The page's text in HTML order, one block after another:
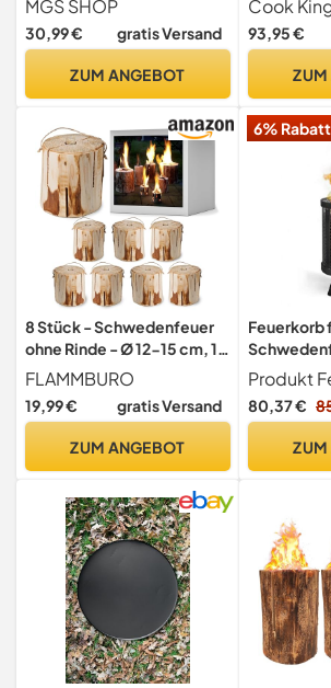
MGS SHOP
30,99 € gratis Versand
ZUM ANGEBOT
20cm
Cook
93,95 €
ZUM
8 Stück - Schwedenfeuer
ohne Rinde - Ø 12-15 cm, 15
cm hoch -
Baumstammfackel,
Schwedenfackel,
Kaminholz, Brennholz (8
hoch)
FLAMMBURO
19,99 € gratis Versand
ZUM ANGEBOT
6% Rabatt
Feuerkorb
Feuersäule
80,37 €
ZUM